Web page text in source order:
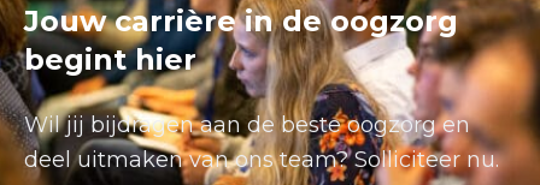
Jouw carrière in de oogzorg
begint hier
Wil jij bijdragen aan de beste oogzorg en
deel uitmaken van ons team? Solliciteer nu.